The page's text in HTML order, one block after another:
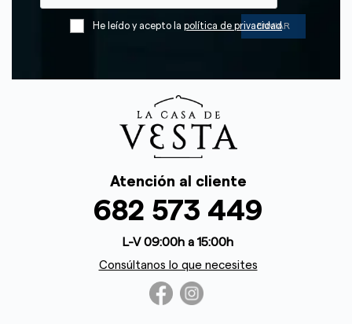
He leído y acepto la política de privacidad
Atención al cliente
682 573 449
L-V 09:00h a 15:00h
Consúltanos lo que necesites